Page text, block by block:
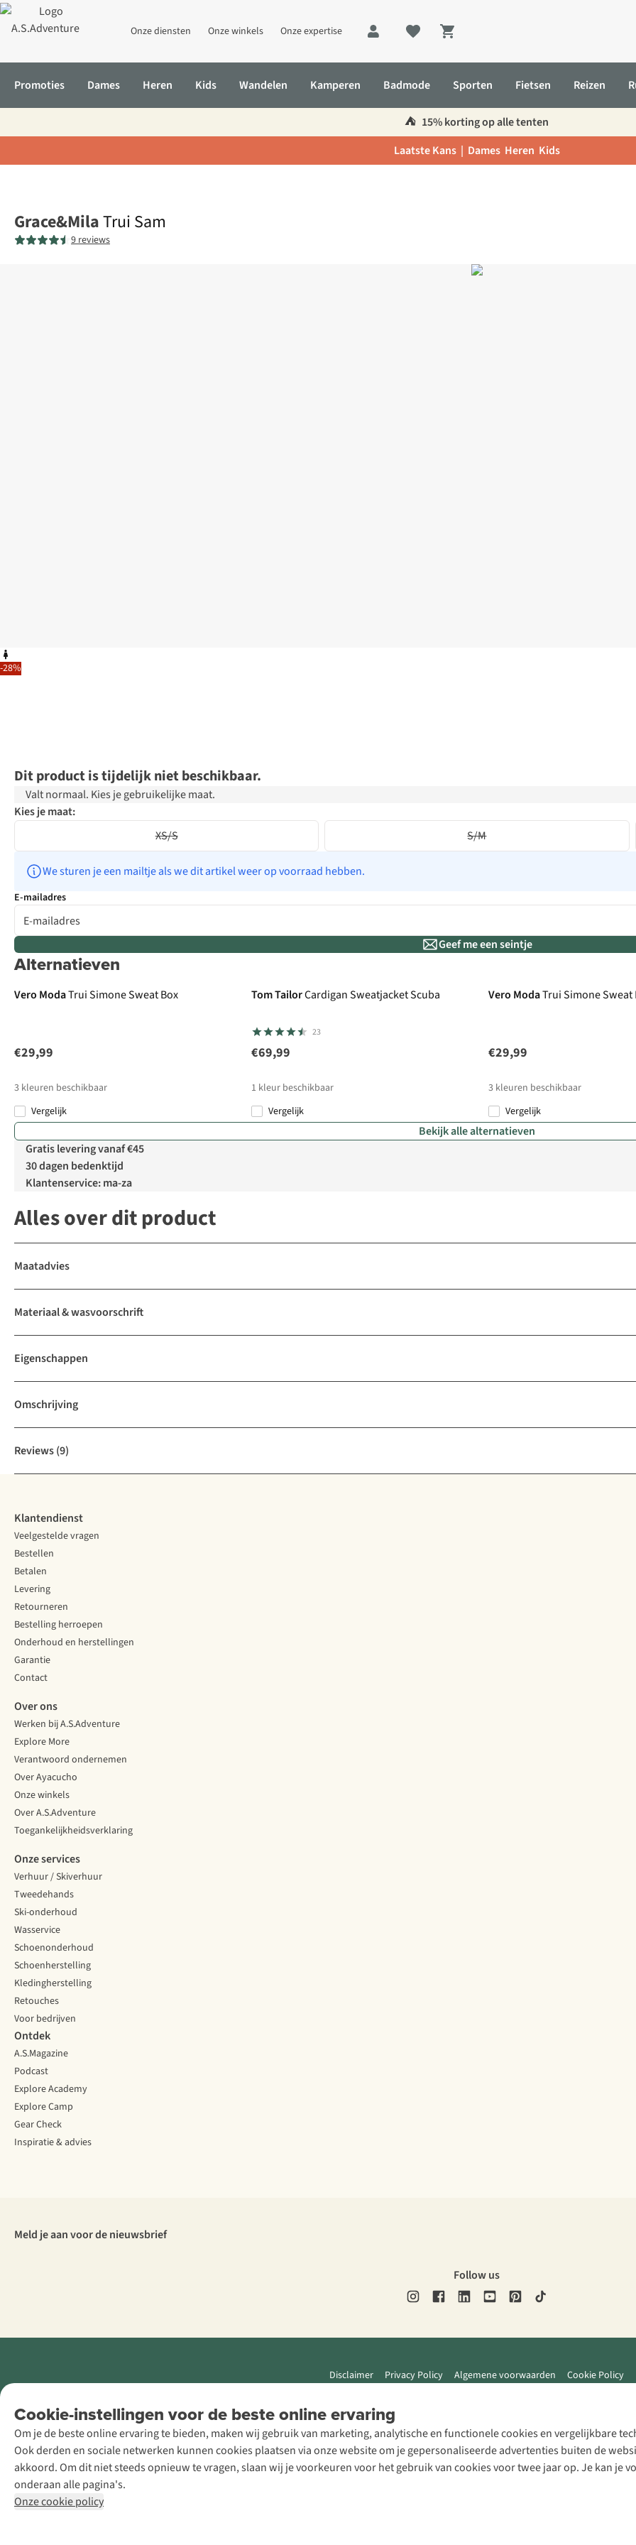
Onze diensten Onze winkels Onze expertise
Shopping cart
Promoties Dames Heren Kids Wandelen Kamperen Badmode Sporten Fietsen Reizen
⛺️ 15% korting op alle tenten
Laatste Kans | Dames Heren Kids
-28%
Grace&MilaTrui Sam
9 reviews
Dit product is tijdelijk niet beschikbaar.
Valt normaal. Kies je gebruikelijke maat.
Kies je maat:
XS/S
S/M
We sturen je een mailtje als we dit artikel weer op voorraad hebben.
E-mailadres
Geef me een seintje
Alternatieven
Vero ModaTrui Simone Sweat Box
€29,99
3 kleuren beschikbaar
Vergelijk
Tom TailorCardigan Sweatjacket Scuba
23
€69,99
1 kleur beschikbaar
Vergelijk
Vero ModaTrui Simone Sweat
€29,99
3 kleuren beschikbaar
Vergelijk
Bekijk alle alternatieven
Gratis levering vanaf €45
30 dagen bedenktijd
Klantenservice: ma-za
Alles over dit product
Maatadvies
Materiaal & wasvoorschrift
Eigenschappen
Omschrijving
Reviews(9)
Cookie-instellingen voor de beste online ervaring
Om je de beste online ervaring te bieden, maken wij gebruik van marketing, analytische en functionele cookies en vergelijkbare
Ook derden en sociale netwerken kunnen cookies plaatsen via onze website om je gepersonaliseerde advertenties buiten de
akkoord. Om dit niet steeds opnieuw te vragen, slaan wij je voorkeuren voor het gebruik van cookies voor twee jaar op. Je kan je
onderaan alle pagina's.
Onze cookie policy
Klantendienst
Veelgestelde vragen
Bestellen
Betalen
Levering
Retourneren
Bestelling herroepen
Onderhoud en herstellingen
Garantie
Contact
Over ons
Werken bij A.S.Adventure
Explore More
Verantwoord ondernemen
Over Ayacucho
Onze winkels
Over A.S.Adventure
Toegankelijkheidsverklaring
Onze services
Verhuur / Skiverhuur
Tweedehands
Ski-onderhoud
Wasservice
Schoenonderhoud
Schoenherstelling
Kledingherstelling
Retouches
Voor bedrijven
Ontdek
A.S.Magazine
Podcast
Explore Academy
Explore Camp
Gear Check
Inspiratie & advies
Meld je aan voor de nieuwsbrief
Follow us
Disclaimer Privacy Policy Algemene voorwaarden Cookie Policy
Retail Concepts
NV,
Smallandlaan
9, B-2660
Hoboken
+32 (0)3 828
30 15